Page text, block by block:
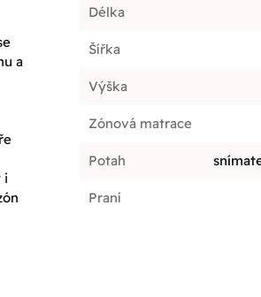
a
i
Délka
Šířka
Výška
Zónová matrace
Potah
Praní